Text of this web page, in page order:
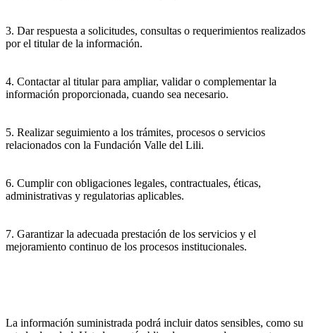
3. Dar respuesta a solicitudes, consultas o requerimientos realizados
por el titular de la información.
4. Contactar al titular para ampliar, validar o complementar la
información proporcionada, cuando sea necesario.
5. Realizar seguimiento a los trámites, procesos o servicios
relacionados con la Fundación Valle del Lili.
6. Cumplir con obligaciones legales, contractuales, éticas,
administrativas y regulatorias aplicables.
7. Garantizar la adecuada prestación de los servicios y el
mejoramiento continuo de los procesos institucionales.
La información suministrada podrá incluir datos sensibles, como su